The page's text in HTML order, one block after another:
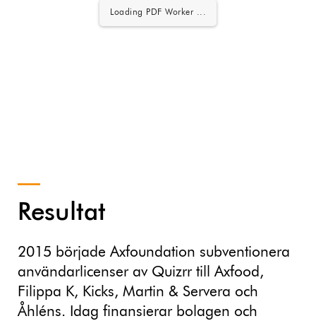
Loading PDF Worker ...
Resultat
2015 började Axfoundation subventionera
användarlicenser av Quizrr till Axfood,
Filippa K, Kicks, Martin & Servera och
Åhléns. Idag finansierar bolagen och